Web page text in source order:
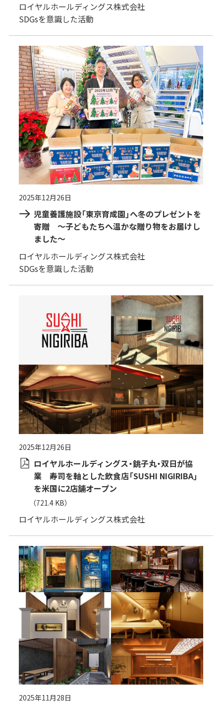
ロイヤルホールディングス株式会社
SDGsを意識した活動
2025年12月26日
児童養護施設「東京育成園」へ冬のプレゼントを
寄贈 ～子どもたちへ温かな贈り物をお届けし
ました～
ロイヤルホールディングス株式会社
SDGsを意識した活動
2025年12月26日
ロイヤルホールディングス・銚子丸・双日が協
業 寿司を軸とした飲食店「SUSHI NIGIRIBA」
を米国に2店舗オープン
（721.4 KB）
ロイヤルホールディングス株式会社
2025年11月28日